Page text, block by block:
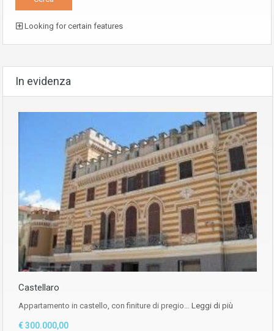
Looking for certain features
In evidenza
Castellaro
Appartamento in castello, con finiture di pregio… Leggi di più
€ 300.000,00